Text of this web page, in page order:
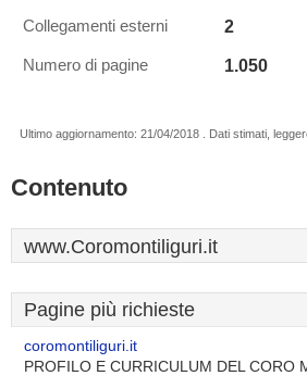
Collegamenti esterni 2
Numero di pagine 1.050
Ultimo aggiornamento: 21/04/2018 . Dati stimati,
Contenuto
www.Coromontiliguri.it
Pagine più richieste
coromontiliguri.it
PROFILO E CURRICULUM DEL CORO